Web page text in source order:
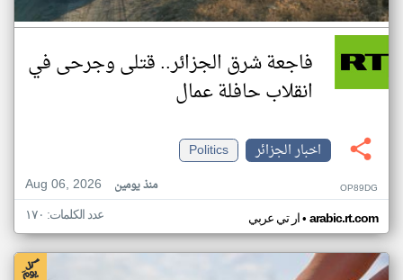
فاجعة شرق الجزائر.. قتلى وجرحى في
انقلاب حافلة عمال
اخبار الجزائر
Politics
Aug 06, 2026
منذ يومين OP89DG
ار تي عربي• arabic.rt.com عدد الكلمات: ١٧٠